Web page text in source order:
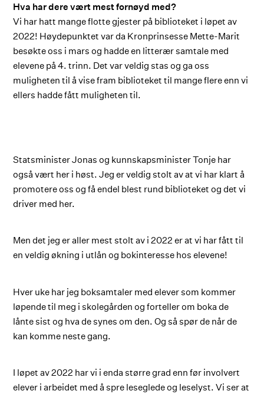
Hva har dere vært mest fornøyd med?
Vi har hatt mange flotte gjester på biblioteket i løpet av
2022! Høydepunktet var da Kronprinsesse Mette-Marit
besøkte oss i mars og hadde en litterær samtale med
elevene på 4. trinn. Det var veldig stas og ga oss
muligheten til å vise fram biblioteket til mange flere enn vi
ellers hadde fått muligheten til.
Statsminister Jonas og kunnskapsminister Tonje har
også vært her i høst. Jeg er veldig stolt av at vi har klart å
promotere oss og få endel blest rund biblioteket og det vi
driver med her.
Men det jeg er aller mest stolt av i 2022 er at vi har fått til
en veldig økning i utlån og bokinteresse hos elevene!
Hver uke har jeg boksamtaler med elever som kommer
løpende til meg i skolegården og forteller om boka de
lånte sist og hva de synes om den. Og så spør de når de
kan komme neste gang.
I løpet av 2022 har vi i enda større grad enn før involvert
elever i arbeidet med å spre leseglede og leselyst. Vi ser at